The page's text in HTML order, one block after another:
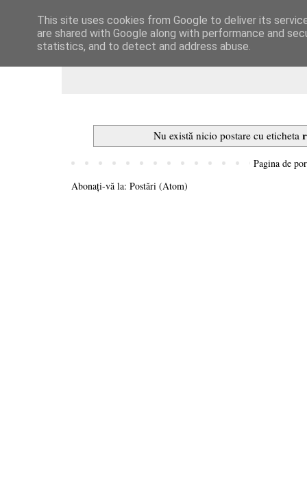
Dulcegarii culinare
Nu există nicio postare cu eticheta
Pagina de
Abonați-vă la: Postări (Atom)
This site uses cookies from Google to deliver its
are shared with Google along with performance and
statistics, and to detect and address abuse.